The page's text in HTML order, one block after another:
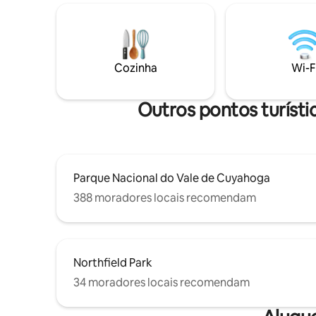
cervejaria no Garrett 's Mill e a cafeteria
perfeita ou estadia de negócios.
esporte
Cozinha Wi-
Outros pontos
Parque Nacional do Vale de Cuyahoga
388 moradores locais recomendam
Northfield Park
34 moradores locais recomendam